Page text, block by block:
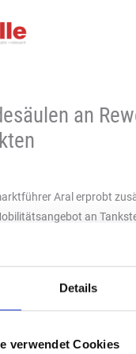
Details
verwendet Cookies
an
Aral erprobt
an
das Laden an Rewe-
Ladesäulen bei Rewe
Rewe-Markt in
jeweils eine 50